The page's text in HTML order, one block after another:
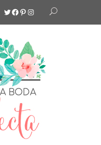
Twitter
Facebook
Pinterest
Instagram